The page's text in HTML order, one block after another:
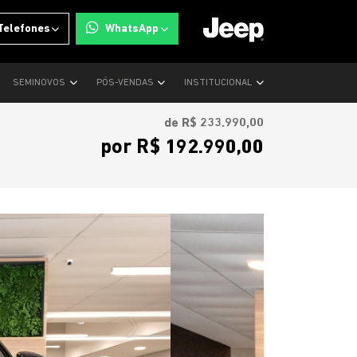
WhatsApp
SEMINOVOS PÓS-VENDAS INSTITUCIONAL
de R$ 233.990,00
por R$ 192.990,00